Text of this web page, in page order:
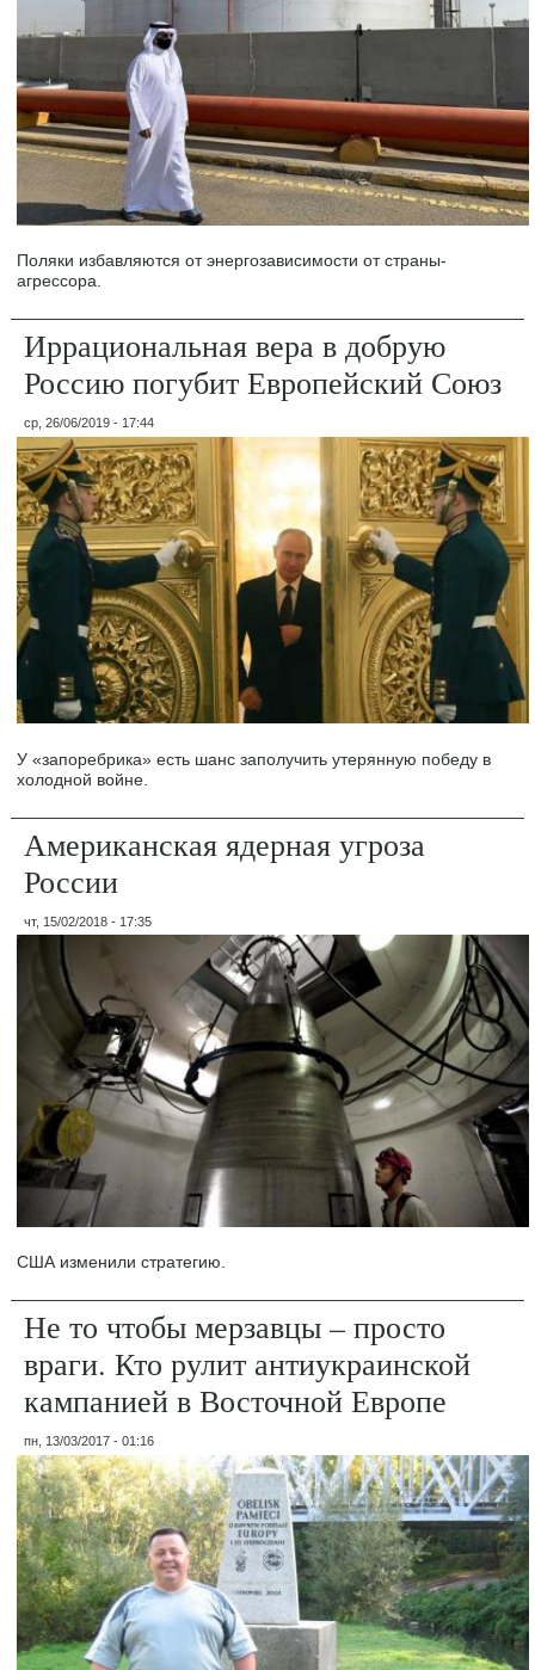
Поляки избавляются от энергозависимости от страны-
агрессора.
Иррациональная вера в добрую
Россию погубит Европейский Союз
ср, 26/06/2019 - 17:44
У «запоребрика» есть шанс заполучить утерянную победу в
холодной войне.
Американская ядерная угроза
России
чт, 15/02/2018 - 17:35
США изменили стратегию.
Не то чтобы мерзавцы – просто
враги. Кто рулит антиукраинской
кампанией в Восточной Европе
пн, 13/03/2017 - 01:16